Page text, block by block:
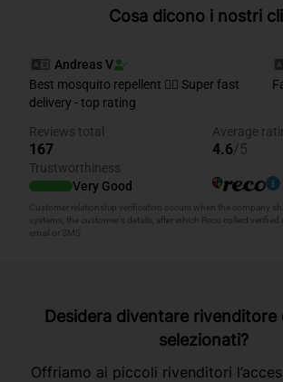
Cosa dicono i nostri
Desidera diventare
selezionati?
Offriamo ai piccoli rivenditori